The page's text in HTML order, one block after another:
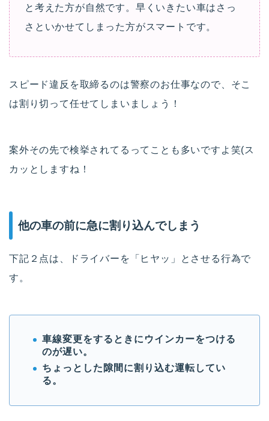
と考えた方が自然です。早くいきたい車はさっ
さといかせてしまった方がスマートです。
スピード違反を取締るのは警察のお仕事なので、そこ
は割り切って任せてしまいましょう！
案外その先で検挙されてるってことも多いですよ笑(ス
カッとしますね！
他の車の前に急に割り込んでしまう
下記２点は、ドライバーを「ヒヤッ」とさせる行為で
す。
車線変更をするときにウインカーをつける
のが遅い。
ちょっとした隙間に割り込む運転してい
る。